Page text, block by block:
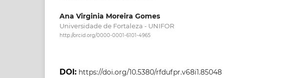
Ana Virginia Moreira Gomes
Universidade de Fortaleza - UNIFOR
http://orcid.org/0000-0001-6101-4965
DOI: https://doi.org/10.5380/rfdufpr.v68i1.85048